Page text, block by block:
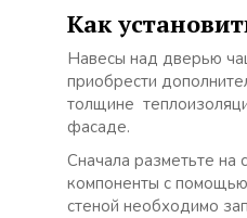
Как
Навесы над дверью
приобрести
толщине
фасаде.
Сначала разметьте на
компоненты с
стеной необходимо